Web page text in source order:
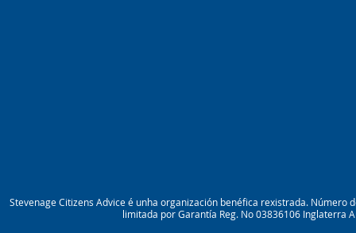
Stevenage Citizens Advice é unha organización benéfica rexistrada.
limitada por Garantía Reg. No 03836106 Inglaterra